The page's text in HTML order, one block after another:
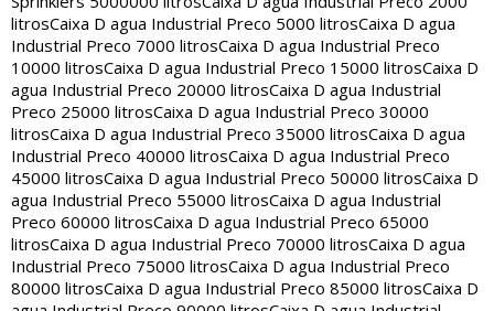
litrosCaixa D agua Industrial Preco 5000 litrosCaixa D agua
Industrial Preco 7000 litrosCaixa D agua Industrial Preco
10000 litrosCaixa D agua Industrial Preco 15000 litrosCaixa D
agua Industrial Preco 20000 litrosCaixa D agua Industrial
Preco 25000 litrosCaixa D agua Industrial Preco 30000
litrosCaixa D agua Industrial Preco 35000 litrosCaixa D agua
Industrial Preco 40000 litrosCaixa D agua Industrial Preco
45000 litrosCaixa D agua Industrial Preco 50000 litrosCaixa D
agua Industrial Preco 55000 litrosCaixa D agua Industrial
Preco 60000 litrosCaixa D agua Industrial Preco 65000
litrosCaixa D agua Industrial Preco 70000 litrosCaixa D agua
Industrial Preco 75000 litrosCaixa D agua Industrial Preco
80000 litrosCaixa D agua Industrial Preco 85000 litrosCaixa D